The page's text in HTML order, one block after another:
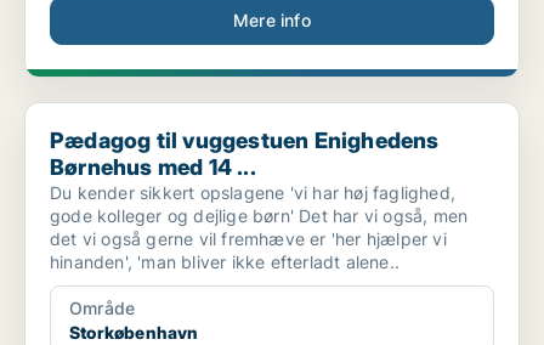
Mere info
Pædagog til vuggestuen Enighedens Børnehus med 14 ...
Pædagog til vuggestuen Enighedens
Børnehus med 14 ...
Du kender sikkert opslagene 'vi har høj faglighed,
gode kolleger og dejlige børn' Det har vi også, men
det vi også gerne vil fremhæve er 'her hjælper vi
hinanden', 'man bliver ikke efterladt alene..
Område
Storkøbenhavn